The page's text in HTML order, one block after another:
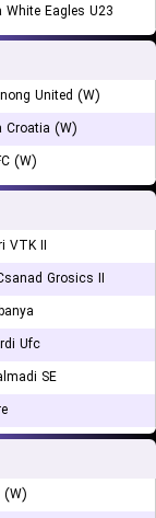
White Eagles U23
United (W)
Croatia (W)
(W)
VTK II
Grosics II
Ufc
SE
(W)